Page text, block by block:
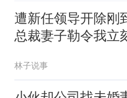
遭新任领导开除刚
总裁妻子勒令我立
林子说事